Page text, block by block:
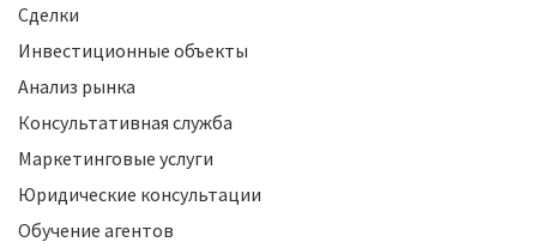
Сделки
Инвестиционные объекты
Анализ рынка
Консультативная служба
Маркетинговые услуги
Юридические консультации
Обучение агентов